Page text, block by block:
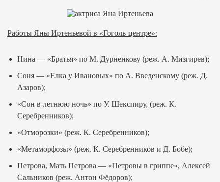
Работы Яны Иртеньевой в «Гоголь-центре»:
Нина — «Братья» по М. Дурненкову (реж. А. Мизгирев);
Соня — «Елка у Ивановых» по А. Введенскому (реж. Д.
Азаров);
«Сон в летнюю ночь» по У. Шекспиру, (реж. К.
Серебренников);
«Отморозки» (реж. К. Серебренников);
«Метаморфозы» (реж. К. Серебренников и Д. Бобе);
Петрова, Мать Петрова — «Петровы в гриппе», Алексей
Сальников (реж. Антон Фёдоров);